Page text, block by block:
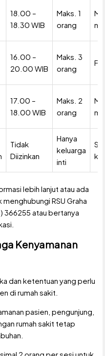
18.00 –
18.30 WIB
Maks. 1
orang
16.00 –
20.00 WIB
Maks. 3
orang
17.00 –
18.00 WIB
Maks. 2
orang
Tidak
Diizinkan
Hanya
keluarga
inti
lebih lanjut atau ada
RSU Graha
366255 atau bertanya
Kenyamanan
dan ketentuan yang perlu
di rumah sakit.
pasien, pengunjung,
rumah sakit tetap